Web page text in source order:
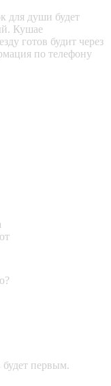
для души будет
Кушае
готов будит через
по телефону
первым.